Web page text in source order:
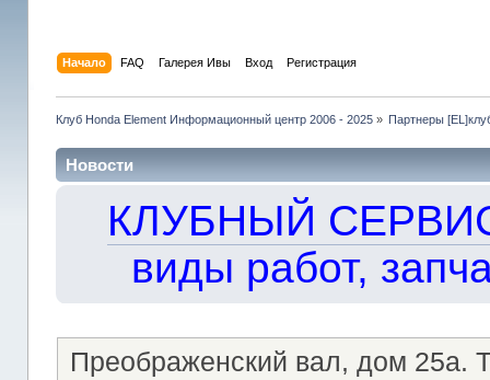
Начало FAQ Галерея Ивы Вход Регистрация
Клуб Honda Element Информационный центр 2006 - 2025» Партнеры
Новости
КЛУБНЫЙ
виды работ,
Преображенский вал, дом 25а.